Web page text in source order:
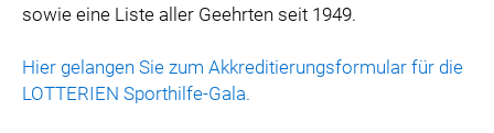
sowie eine Liste aller Geehrten seit 1949.
Hier gelangen Sie zum Akkreditierungsformular für die
LOTTERIEN Sporthilfe-Gala.